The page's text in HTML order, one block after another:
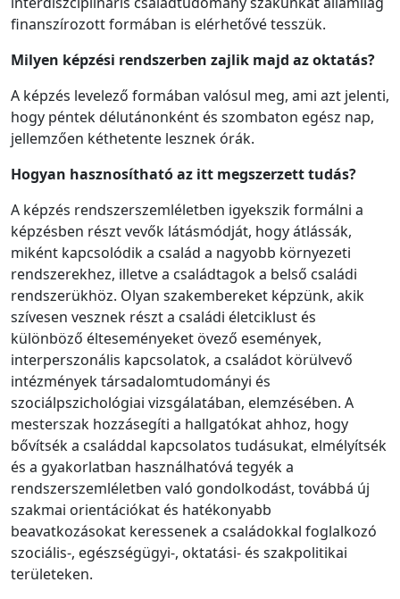
finanszírozott formában is elérhetővé tesszük.
Milyen képzési rendszerben zajlik majd az oktatás?
A képzés levelező formában valósul meg, ami azt jelenti,
hogy péntek délutánonként és szombaton egész nap,
jellemzően kéthetente lesznek órák.
Hogyan hasznosítható az itt megszerzett tudás?
A képzés rendszerszemléletben igyekszik formálni a
képzésben részt vevők látásmódját, hogy átlássák,
miként kapcsolódik a család a nagyobb környezeti
rendszerekhez, illetve a családtagok a belső családi
rendszerükhöz. Olyan szakembereket képzünk, akik
szívesen vesznek részt a családi életciklust és
különböző élteseményeket övező események,
interperszonális kapcsolatok, a családot körülvevő
intézmények társadalomtudományi és
szociálpszichológiai vizsgálatában, elemzésében. A
mesterszak hozzásegíti a hallgatókat ahhoz, hogy
bővítsék a családdal kapcsolatos tudásukat, elmélyítsék
és a gyakorlatban használhatóvá tegyék a
rendszerszemléletben való gondolkodást, továbbá új
szakmai orientációkat és hatékonyabb
beavatkozásokat keressenek a családokkal foglalkozó
szociális-, egészségügyi-, oktatási- és szakpolitikai
területeken.